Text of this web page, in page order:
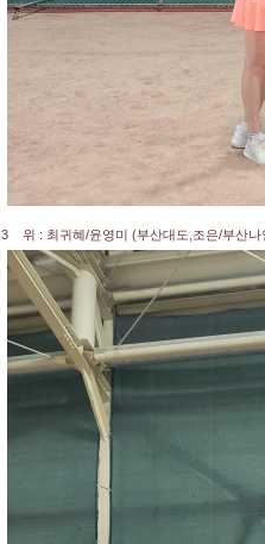
3 위 : 최귀혜/윤영미 (부산대도,조은/부산